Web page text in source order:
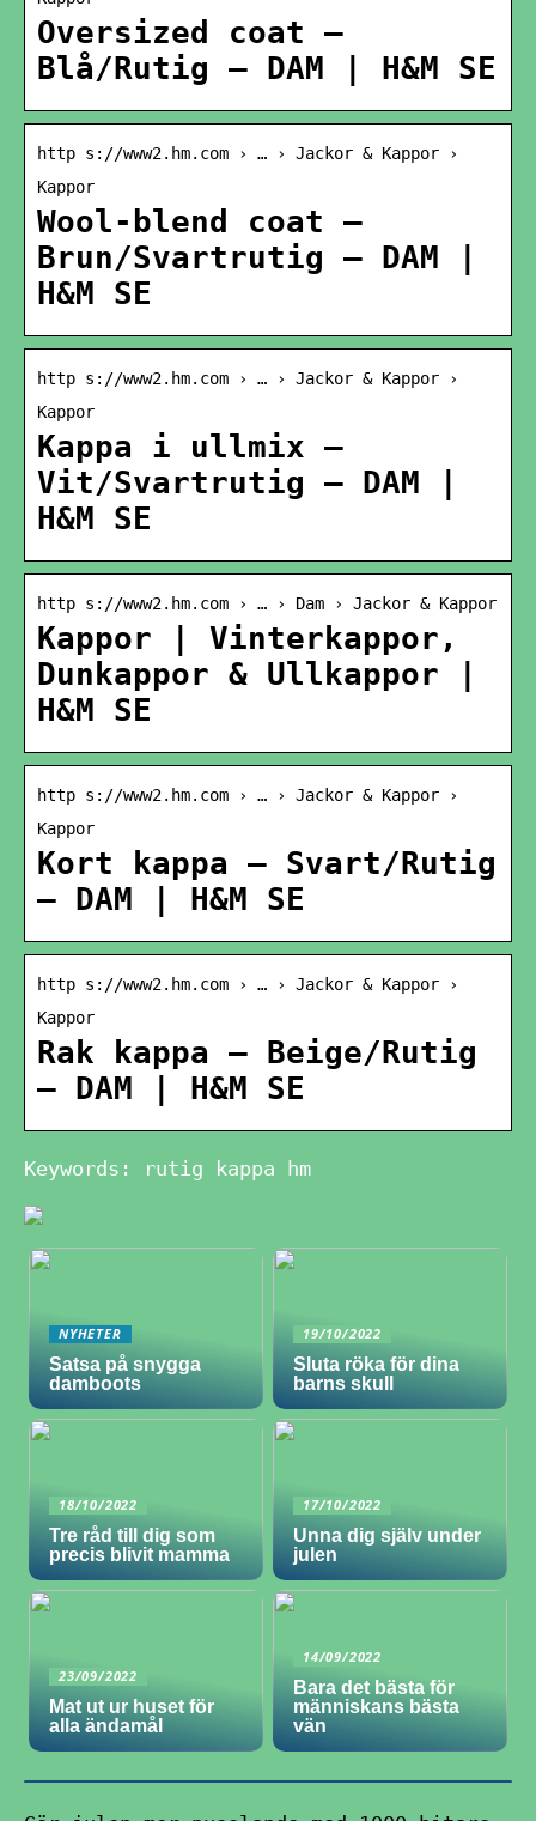
Oversized coat –
Blå/Rutig – DAM | H&M SE
http s://www2.hm.com › … › Jackor & Kappor ›
Kappor
Wool-blend coat –
Brun/Svartrutig – DAM |
H&M SE
http s://www2.hm.com › … › Jackor & Kappor ›
Kappor
Kappa i ullmix –
Vit/Svartrutig – DAM |
H&M SE
http s://www2.hm.com › … › Dam › Jackor & Kappor
Kappor | Vinterkappor,
Dunkappor & Ullkappor |
H&M SE
http s://www2.hm.com › … › Jackor & Kappor ›
Kappor
Kort kappa – Svart/Rutig
– DAM | H&M SE
http s://www2.hm.com › … › Jackor & Kappor ›
Kappor
Rak kappa – Beige/Rutig
– DAM | H&M SE
Keywords: rutig kappa hm
NYHETER
Satsa på snygga
damboots
19/10/2022
Sluta röka för dina
barns skull
18/10/2022
Tre råd till dig som
precis blivit mamma
17/10/2022
Unna dig själv under
julen
23/09/2022
Mat ut ur huset för
alla ändamål
14/09/2022
Bara det bästa för
människans bästa
vän